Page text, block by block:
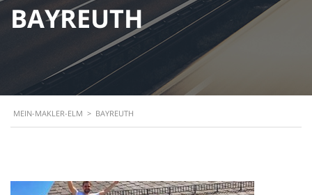
BAYREUTH
MEIN-MAKLER-ELM > BAYREUTH